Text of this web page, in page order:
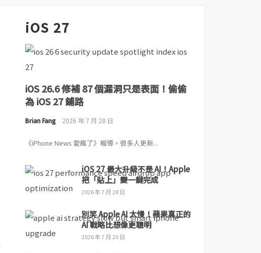
iOS 27
iOS 26.6 修補 87 個漏洞只是表面！偷偷
為 iOS 27 鋪路
Brian Fang 2026 年 7 月 28 日
《iPhone News 愛瘋了》報導，很多人更新...
iOS 27 最大升級不是 AI！Apple
把「貼上」變一鍵完成
2026 年 7 月 28 日
別笑 Apple AI 太慢！蘋果真正的
AI 戰略比想像更聰明
2026 年 7 月 20 日